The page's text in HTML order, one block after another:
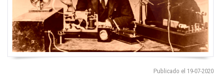
Publicado el 19-07-2020